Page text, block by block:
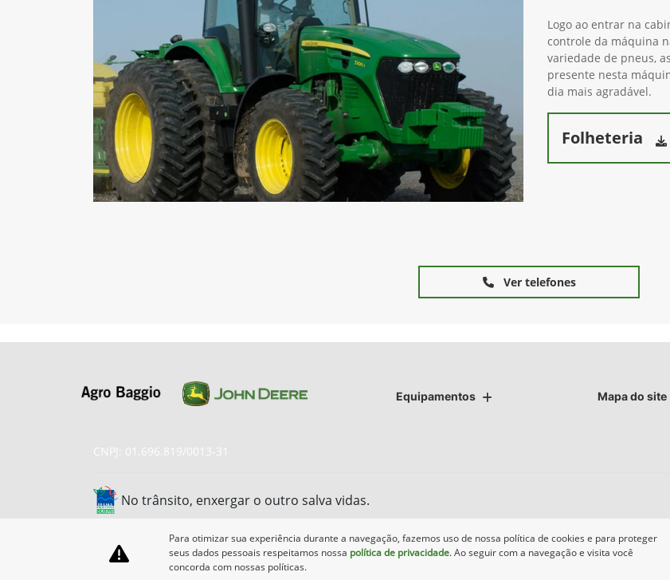
Logo ao entrar na
controle da máquina
variedade de pneus,
presente nesta
dia mais agradável.
Folheteria
Ver telefones
Equipamentos Mapa do site
CNPJ: 01.696.819/0013-31
No trânsito, enxergar o outro salva vidas.
Para otimizar sua experiência durante a navegação, fazemos uso de nossa política de cookies e para proteger
seus dados pessoais respeitamos nossa política de privacidade. Ao seguir com a navegação e visita você
concorda com nossas políticas.